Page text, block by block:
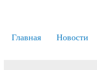
Главная Новости